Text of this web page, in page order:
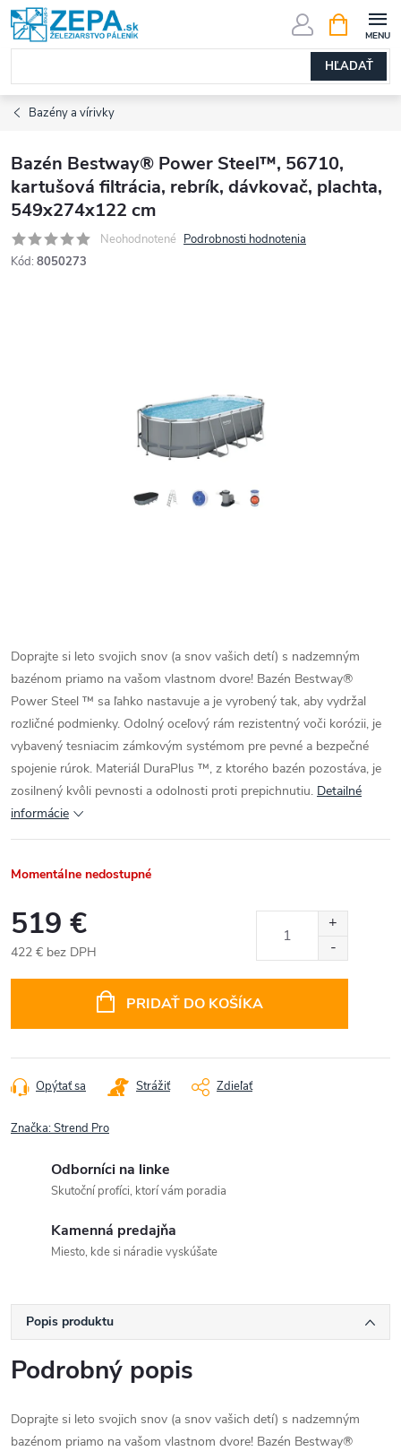
Prejsť
na
obsah
HĽADAŤ
KOŠÍK
Bazény a vírivky
Bazén Bestway® Power Steel™, 56710,
kartušová filtrácia, rebrík, dávkovač, plachta,
549x274x122 cm
Neohodnotené Podrobnosti hodnotenia
Kód: 8050273
Doprajte si leto svojich snov (a snov vašich detí) s nadzemným
bazénom priamo na vašom vlastnom dvore! Bazén Bestway®
Power Steel ™ sa ľahko nastavuje a je vyrobený tak, aby vydržal
rozličné podmienky. Odolný oceľový rám rezistentný voči korózii, je
vybavený tesniacim zámkovým systémom pre pevné a bezpečné
spojenie rúrok. Materiál DuraPlus ™, z ktorého bazén pozostáva, je
zosilnený kvôli pevnosti a odolnosti proti prepichnutiu. Detailné
informácie
Momentálne nedostupné
519 €
422 € bez DPH
PRIDAŤ DO KOŠÍKA
Opýtať sa Strážiť Zdieľať
Značka:Strend Pro
Odborníci na linke
Skutoční profíci, ktorí vám poradia
Kamenná predajňa
Miesto, kde si náradie vyskúšate
Popis produktu
Podrobný popis
Doprajte si leto svojich snov (a snov vašich detí) s nadzemným
bazénom priamo na vašom vlastnom dvore! Bazén Bestway®